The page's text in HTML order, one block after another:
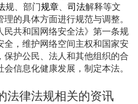
规、部门规章、 司法解释等文
的具体方面进行规范与调整。
民共和国网络安全法》第一条规
全，维护网络空间主权和国家安
保护公民、法人和其他组织的合
信息化健康发展，制定本法。
法律法规相关的资讯